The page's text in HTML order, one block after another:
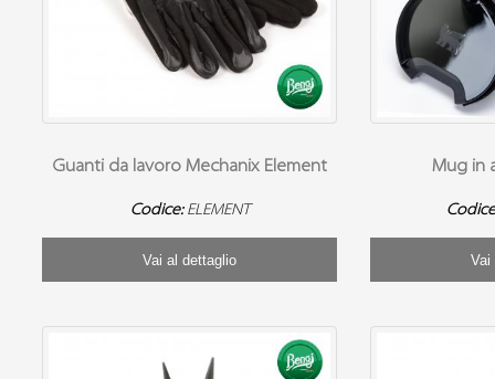
Guanti da lavoro Mechanix Element
Codice: ELEMENT
Vai al dettaglio
Mug in
Vai